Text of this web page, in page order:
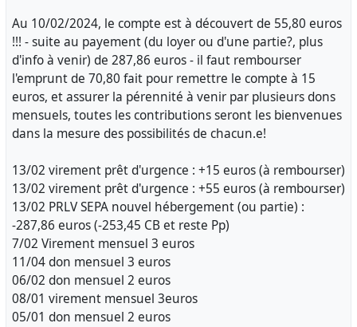
Au 10/02/2024, le compte est à découvert de 55,80 euros
!!! - suite au payement (du loyer ou d'une partie?, plus
d'info à venir) de 287,86 euros - il faut rembourser
l'emprunt de 70,80 fait pour remettre le compte à 15
euros, et assurer la pérennité à venir par plusieurs dons
mensuels, toutes les contributions seront les bienvenues
dans la mesure des possibilités de chacun.e!
13/02 virement prêt d'urgence : +15 euros (à rembourser)
13/02 virement prêt d'urgence : +55 euros (à rembourser)
13/02 PRLV SEPA nouvel hébergement (ou partie) :
-287,86 euros (-253,45 CB et reste Pp)
7/02 Virement mensuel 3 euros
11/04 don mensuel 3 euros
06/02 don mensuel 2 euros
08/01 virement mensuel 3euros
05/01 don mensuel 2 euros